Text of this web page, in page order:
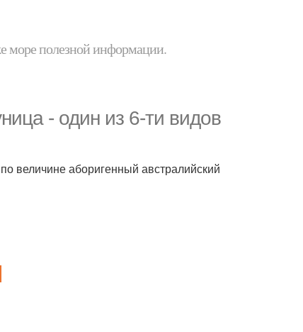
море полезной информации.
- один из 6-ти видов
величине аборигенный австралийский